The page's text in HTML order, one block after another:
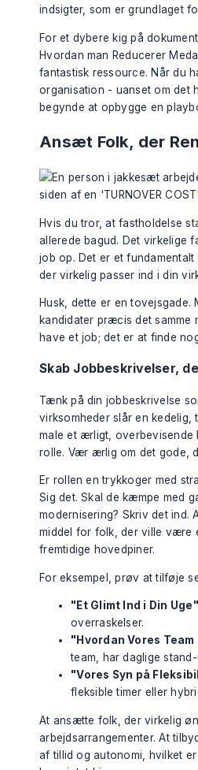
indsigter, som er grundlaget
For et dybere kig på
Hvordan man Reducerer
fantastisk ressource. Når du
organisation - uanset om det
begynde at opbygge en
Ansæt Folk, der
Hvis du tror, at fastholdelse
allerede bagud. Det virkelige
job op. Det er et
der virkelig passer ind i din
Husk, dette er en
kandidater præcis det samme
have et job; det er at finde
Skab Jobbeskrivelser,
Tænk på din jobbeskrivelse
virksomheder slår en kedelig,
male et ærligt,
rolle. Vær ærlig om det gode,
Er rollen en trykkoger med
Sig det. Skal de kæmpe med
modernisering? Skriv det ind.
middel for folk, der ville være
fremtidige hovedpiner.
For eksempel, prøv at tilføje
"Et Glimt Ind i Din
overraskelser.
"Hvordan Vores
team, har daglige
"Vores Syn på
fleksible timer eller
At ansætte folk, der virkelig
arbejdsarrangementer. At
af tillid og autonomi, hvilket